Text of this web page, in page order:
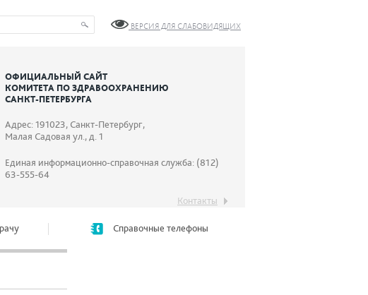
ВЕРСИЯ ДЛЯ СЛАБОВИДЯЩИХ
ОФИЦИАЛЬНЫЙ САЙТ
КОМИТЕТА ПО ЗДРАВООХРАНЕНИЮ
САНКТ-ПЕТЕРБУРГА
Адрес: 191023, Санкт-Петербург,
Малая Садовая ул., д. 1
Единая информационно-справочная служба: (812)
63-555-64
Контакты
Справочные телефоны